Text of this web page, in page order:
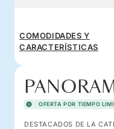
COMODIDADES Y
CARACTERÍSTICAS
OFERTA POR TIEMPO
DESTACADOS DE LA